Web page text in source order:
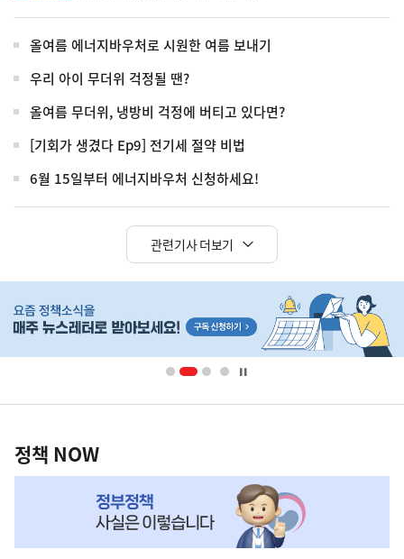
올여름 에너지바우처로 시원한 여름 보내기
우리 아이 무더위 걱정될 땐?
올여름 무더위, 냉방비 걱정에 버티고 있다면?
[기회가 생겼다 Ep9] 전기세 절약 비법
6월 15일부터 에너지바우처 신청하세요!
관련기사 더보기
단
영
책
NOW,
정책 NOW